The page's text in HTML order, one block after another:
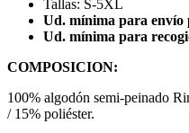
Tallas: S-5XL
Ud. mínima para envío
Ud. mínima para
COMPOSICION:
100% algodón semi-peinado
/ 15% poliéster.